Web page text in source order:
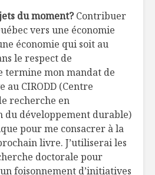
du moment?Contribuer
vers une économie
économie qui soit au
le respect de
termine mon mandat de
CIRODD (Centre
recherche en
du développement durable)
pour me consacrer à la
livre. J’utiliserai les
doctorale pour
foisonnement d’initiatives